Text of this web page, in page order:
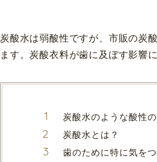
炭酸水は弱酸性ですが、市販の炭
ます。炭酸衣料が歯に及ぼす影響
炭酸水のような酸性
炭酸水とは？
歯のために特に気を